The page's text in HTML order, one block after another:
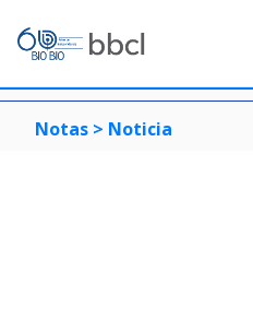
Notas > Noticia